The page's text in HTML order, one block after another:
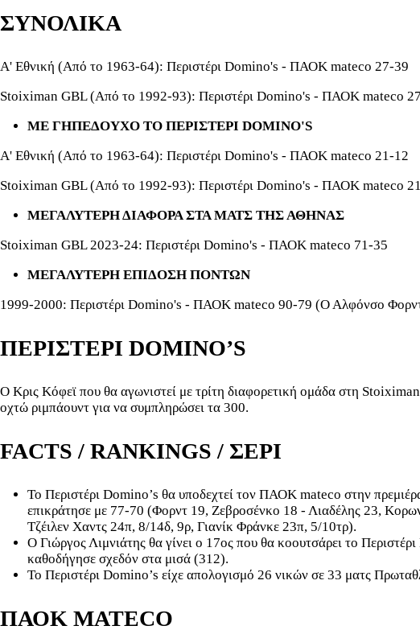
ΣΥΝΟΛΙΚΑ
Α' Εθνική (Από το 1963-64): Περιστέρι Domino's - ΠΑΟΚ mateco 27-39
Stoiximan GBL (Από το 1992-93): Περιστέρι Domino's - ΠΑΟΚ mateco
ΜΕ ΓΗΠΕΔΟΥΧΟ ΤΟ ΠΕΡΙΣΤΕΡΙ DOMINO'S
Α' Εθνική (Από το 1963-64): Περιστέρι Domino's - ΠΑΟΚ mateco 21-12
Stoiximan GBL (Από το 1992-93): Περιστέρι Domino's - ΠΑΟΚ mateco
ΜΕΓΑΛΥΤΕΡΗ ΔΙΑΦΟΡΑ ΣΤΑ ΜΑΤΣ ΤΗΣ ΑΘΗΝΑΣ
Stoiximan GBL 2023-24: Περιστέρι Domino's - ΠΑΟΚ mateco 71-35
ΜΕΓΑΛΥΤΕΡΗ ΕΠΙΔΟΣΗ ΠΟΝΤΩΝ
1999-2000: Περιστέρι Domino's - ΠΑΟΚ mateco 90-79 (Ο Αλφόνσο Φορντ
ΠΕΡΙΣΤΕΡΙ DOMINO’S
Ο Κρις Κόφεϊ που θα αγωνιστεί με τρίτη διαφορετική ομάδα στη
οχτώ ριμπάουντ για να συμπληρώσει τα 300.
FACTS / RANKINGS / ΣΕΡΙ
Το Περιστέρι Domino’s θα υποδεχτεί τον ΠΑΟΚ mateco στην
επικράτησε με 77-70 (Φορντ 19, Ζεβροσένκο 18 - Λιαδέλης 23,
Τζέιλεν Χαντς 24π, 8/14δ, 9ρ, Γιανίκ Φράνκε 23π, 5/10τρ).
Ο Γιώργος Λιμνιάτης θα γίνει ο 17ος που θα κοουτσάρει το
καθοδήγησε σχεδόν στα μισά (312).
Το Περιστέρι Domino’s είχε απολογισμό 26 νικών σε 33 ματς
ΠΑΟΚ MATECO